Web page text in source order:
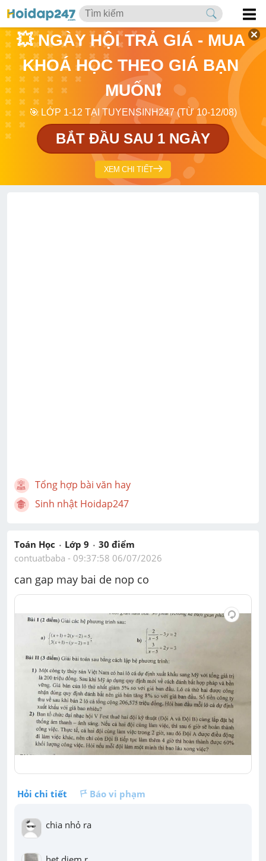
💥 NGÀY HỘI TRẢ GIÁ - MUA
KHOÁ HỌC THEO GIÁ BẠN
MUỐN❗
🎯 LỚP 1-12 TẠI TUYENSINH247 (TỪ 10-12/08)
BẮT ĐẦU SAU 1 NGÀY
XEM CHI TIẾT
Tổng hợp bài văn hay
Sinh nhật Hoidap247
Toán Học Lớp 9 30 điểm
contuatbaba - 09:37:58 06/07/2026
can gap may bai de nop co
Hỏi chi tiết Báo vi phạm
chia nhỏ ra